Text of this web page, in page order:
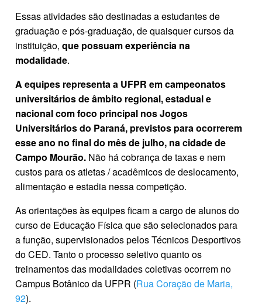
Essas atividades são destinadas a estudantes de
graduação e pós-graduação, de quaisquer cursos da
instituição, que possuam experiência na
modalidade.
A equipes representa a UFPR em campeonatos
universitários de âmbito regional,estaduale
nacional com foco principal nos Jogos
Universitários do Paraná, previstos para ocorrerem
esse ano no final do mês de julho, na cidade de
Campo Mourão. Não há cobrança de taxas e nem
custos para os atletas / acadêmicos de deslocamento,
alimentação e estadia nessa competição.
As orientações às equipes ficam a cargo de alunos do
curso de Educação Física que são selecionados para
a função, supervisionados pelos Técnicos Desportivos
do CED. Tanto o processo seletivo quanto os
treinamentos das modalidades coletivas ocorrem no
Campus Botânico da UFPR (Rua Coração de Maria,
92).